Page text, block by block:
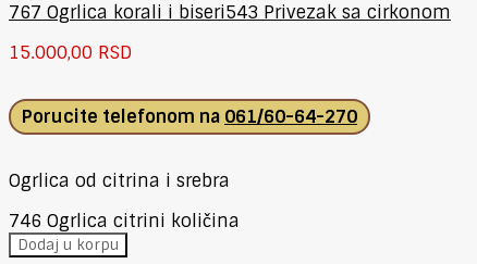
767 Ogrlica korali i biseri543 Privezak sa cirkonom
15.000,00 RSD
Porucite telefonom na 061/60-64-270
Ogrlica od citrina i srebra
746 Ogrlica citrini količina
Dodaj u korpu